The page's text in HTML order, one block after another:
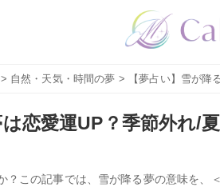
> 自然・天気・時間の夢 > 【夢占い】雪が降
は恋愛運UP？季節外れ/
？この記事では、雪が降る夢の意味を、